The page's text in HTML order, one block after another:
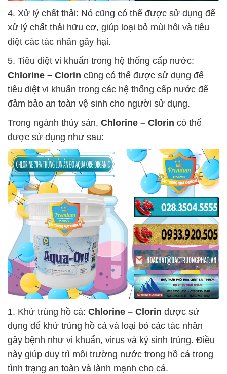
4. Xử lý chất thải: Nó cũng có thể được sử dụng để
xử lý chất thải hữu cơ, giúp loại bỏ mùi hôi và tiêu
diệt các tác nhân gây hại.
5. Tiêu diệt vi khuẩn trong hệ thống cấp nước:
Chlorine – Clorin cũng có thể được sử dụng để
tiêu diệt vi khuẩn trong các hệ thống cấp nước để
đảm bảo an toàn vệ sinh cho người sử dụng.
Trong ngành thủy sản, Chlorine – Clorin có thể
được sử dụng như sau:
1. Khử trùng hồ cá: Chlorine – Clorin được sử
dụng để khử trùng hồ cá và loại bỏ các tác nhân
gây bệnh như vi khuẩn, virus và ký sinh trùng. Điều
này giúp duy trì môi trường nước trong hồ cá trong
tình trạng an toàn và lành mạnh cho cá.